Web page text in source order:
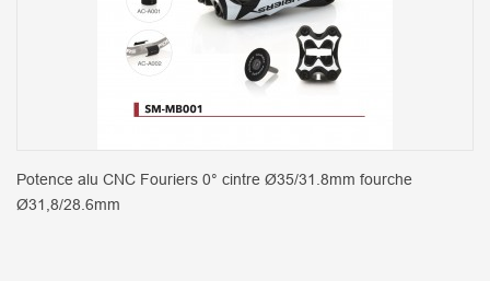
Potence alu CNC Fouriers 0° cintre Ø35/31.8mm fourche
Ø31,8/28.6mm